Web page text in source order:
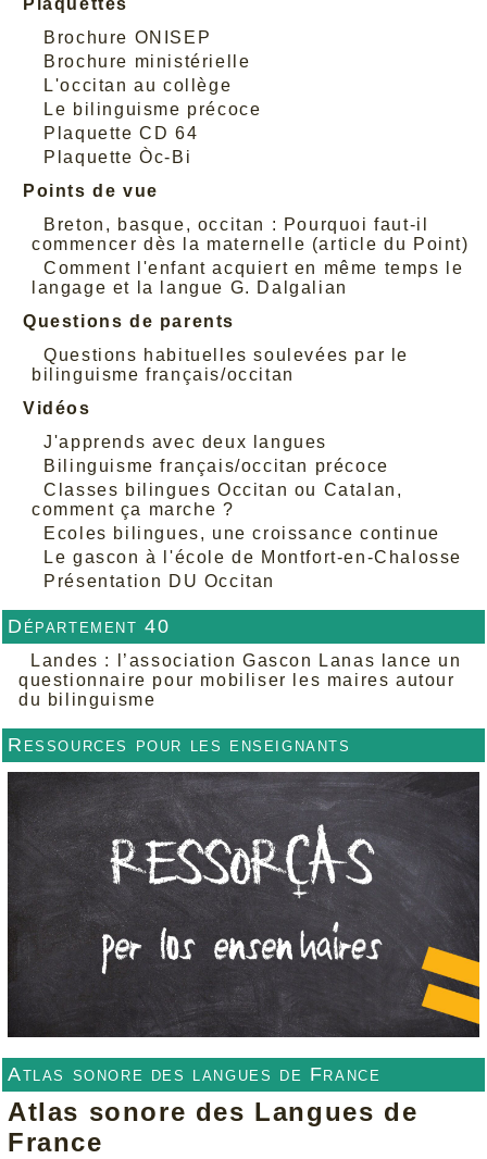
Plaquettes
Brochure ONISEP
Brochure ministérielle
L'occitan au collège
Le bilinguisme précoce
Plaquette CD 64
Plaquette Òc-Bi
Points de vue
Breton, basque, occitan : Pourquoi faut-il
commencer dès la maternelle (article du Point)
Comment l'enfant acquiert en même temps le
langage et la langue G. Dalgalian
Questions de parents
Questions habituelles soulevées par le
bilinguisme français/occitan
Vidéos
J'apprends avec deux langues
Bilinguisme français/occitan précoce
Classes bilingues Occitan ou Catalan,
comment ça marche ?
Ecoles bilingues, une croissance continue
Le gascon à l'école de Montfort-en-Chalosse
Présentation DU Occitan
Département 40
Landes : l’association Gascon Lanas lance un
questionnaire pour mobiliser les maires autour
du bilinguisme
Ressources pour les enseignants
Atlas sonore des langues de France
Atlas sonore des Langues de
France